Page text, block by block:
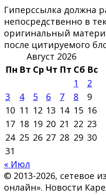
Гиперссылка должна
непосредственно в
оригинальный
после цитируемого
Август 2026
Пн Вт Ср Чт Пт Сб Вс
1
2
3
4 5 6 7 8
9
10 11 12 13 14 15 16
17 18 19 20 21 22 23
24 25 26 27 28 29 30
31
« Июл
© 2013-2026, сетевое
онлайн». Новости